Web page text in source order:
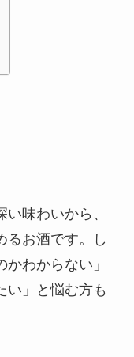
味わいから、
るお酒です。し
わからない」
い」と悩む方も